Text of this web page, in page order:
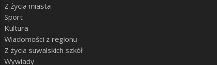
Z życia miasta
Sport
Kultura
Wiadomości z regionu
Z życia suwalskich szkół
Wywiady